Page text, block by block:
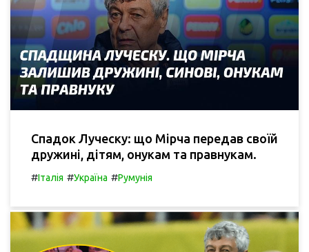
Спадок Луческу: що Мірча передав своїй
дружині, дітям, онукам та правнукам.
#Італія #Україна #Румунія